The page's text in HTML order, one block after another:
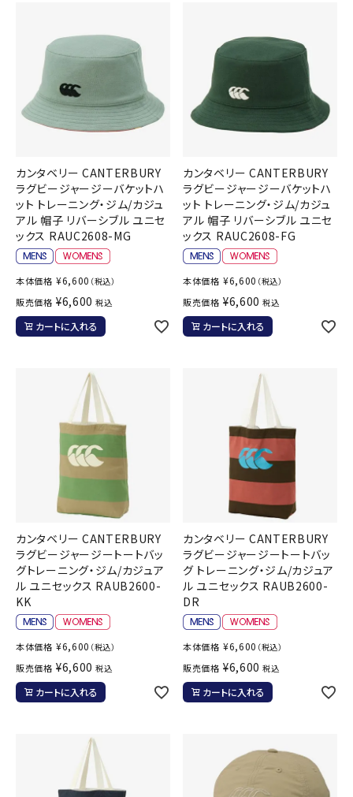
カンタベリー CANTERBURY
ラグビージャージーバケットハ
ット トレーニング・ジム/カジュ
アル 帽子 リバーシブル ユニセ
ックス RAUC2608-MG
本体価格 ¥6,600 （税込）
販売価格 ¥6,600 税込
カートに入れる
カンタベリー CANTERBURY
ラグビージャージーバケットハ
ット トレーニング・ジム/カジュ
アル 帽子 リバーシブル ユニセ
ックス RAUC2608-FG
本体価格 ¥6,600 （税込）
販売価格 ¥6,600 税込
カートに入れる
カンタベリー CANTERBURY
ラグビージャージートートバッ
グトレーニング・ジム/カジュア
ル ユニセックス RAUB2600-
KK
本体価格 ¥6,600 （税込）
販売価格 ¥6,600 税込
カートに入れる
カンタベリー CANTERBURY
ラグビージャージートートバッ
グ トレーニング・ジム/カジュア
ル ユニセックス RAUB2600-
DR
本体価格 ¥6,600 （税込）
販売価格 ¥6,600 税込
カートに入れる